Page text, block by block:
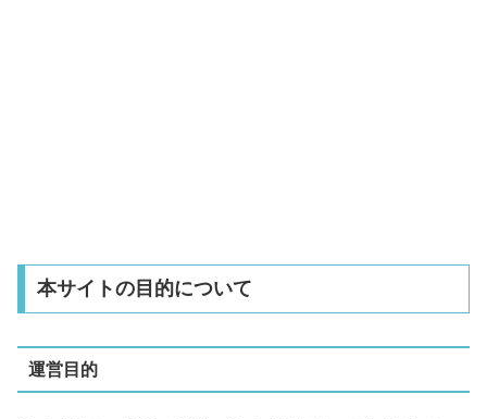
本サイトの目的について
運営目的